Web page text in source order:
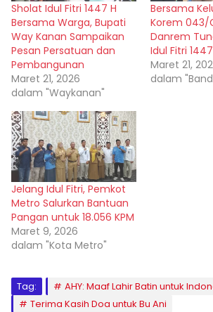
Sholat Idul Fitri 1447 H
Bersama Warga, Bupati
Way Kanan Sampaikan
Pesan Persatuan dan
Pembangunan
Maret 21, 2026
dalam "Waykanan"
Bersama
Korem 043/
Danrem
Idul Fitri
Maret 21,
dalam
Jelang Idul Fitri, Pemkot
Metro Salurkan Bantuan
Pangan untuk 18.056 KPM
Maret 9, 2026
dalam "Kota Metro"
Tag:
AHY: Maaf Lahir Batin untuk
Terima Kasih Doa untuk Bu Ani